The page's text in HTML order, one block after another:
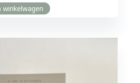
winkelwagen